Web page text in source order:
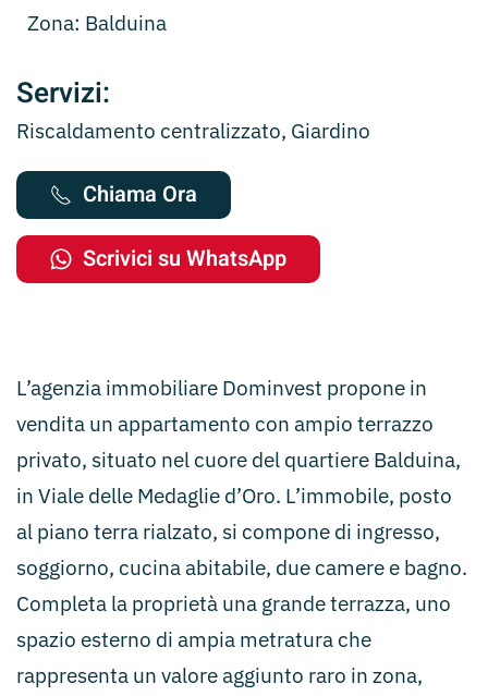
Zona: Balduina
Servizi:
Riscaldamento centralizzato, Giardino
Chiama Ora
Scrivici su WhatsApp
L’agenzia immobiliare Dominvest propone in
vendita un appartamento con ampio terrazzo
privato, situato nel cuore del quartiere Balduina,
in Viale delle Medaglie d’Oro. L’immobile, posto
al piano terra rialzato, si compone di ingresso,
soggiorno, cucina abitabile, due camere e bagno.
Completa la proprietà una grande terrazza, uno
spazio esterno di ampia metratura che
rappresenta un valore aggiunto raro in zona,